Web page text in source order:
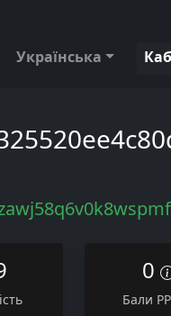
Українська
0
Бали